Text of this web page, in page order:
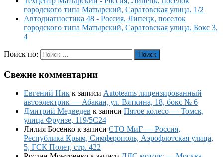
городского типа Матырский, Саратовская улица, 1/2
Автодиагностика 48 - Россия, Липецк, поселок
городского типа Матырский, Саратовская улица, Бокс 3,
4
Поиск по: Поиск
Свежие комментарии
Евгений Ник к записи Autoteams лицензированный
автоэлектрик — Абакан, ул. Вяткина, 18, бокс № 6
Дмитрий Медведев к записи Пятое колесо — Томск,
улица Фрунзе, 119/5С24
Лилия Босенко к записи СТО МиГ — Россия,
Республика Крым, Симферополь, Аэрофлотская улица,
5, ГСК Полет, стр. 422